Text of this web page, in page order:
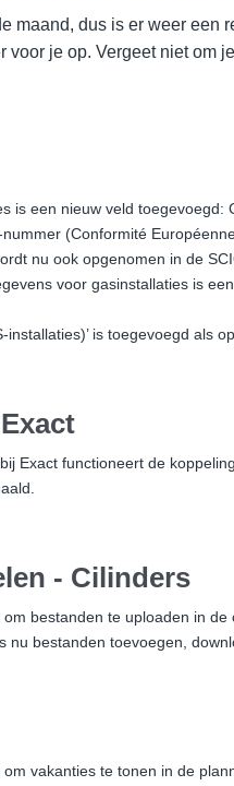
maand, dus is er weer
voor je op. Vergeet niet om
is een nieuw veld
(Conformité
nu ook opgenomen in de
voor gasinstallaties is
installaties)’ is toegevoegd als
Exact functioneert de
- Cilinders
om bestanden te uploaden in
nu bestanden toevoegen,
om vakanties te tonen in de